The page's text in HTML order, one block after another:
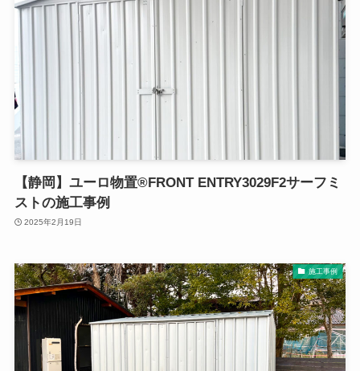
【静岡】ユーロ物置®FRONT ENTRY3029F2サーフミ
ストの施工事例
2025年2月19日
施工事例